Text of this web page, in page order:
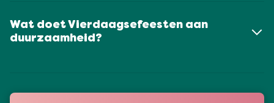
Wat doet Vierdaagsefeesten aan
duurzaamheid?